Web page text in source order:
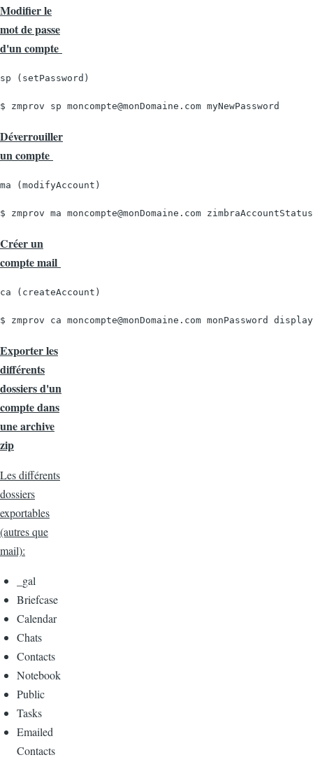
Modifier le
mot de passe
d'un compte
sp (setPassword)
$ zmprov sp moncompte@monDomaine.com myNewPassword
Déverrouiller
un compte
ma (modifyAccount)
$ zmprov ma moncompte@monDomaine.com
Créer un
compte mail
ca (createAccount)
$ zmprov ca moncompte@monDomaine.com monPassword
Exporter les
différents
dossiers d'un
compte dans
une archive
zip
Les différents
dossiers
exportables
(autres que
mail):
_gal
Briefcase
Calendar
Chats
Contacts
Notebook
Public
Tasks
Emailed
Contacts